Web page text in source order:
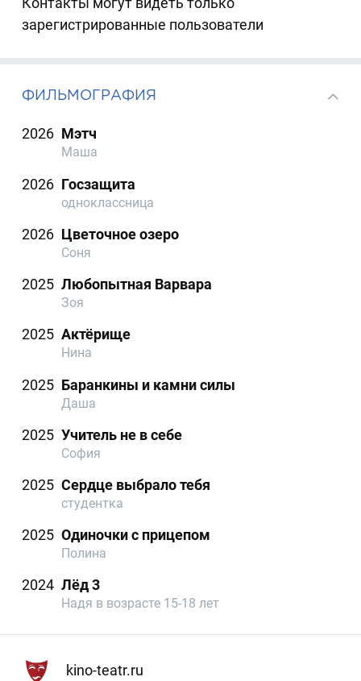
зарегистрированные пользователи
ФИЛЬМОГРАФИЯ
2026 Мэтч
Маша
2026 Госзащита
одноклассница
2026 Цветочное озеро
Соня
2025 Любопытная Варвара
Зоя
2025 Актёрище
Нина
2025 Баранкины и камни силы
Даша
2025 Учитель не в себе
София
2025 Сердце выбрало тебя
студентка
2025 Одиночки с прицепом
Полина
2024 Лёд 3
Надя в возрасте 15-18 лет
kino-teatr.ru